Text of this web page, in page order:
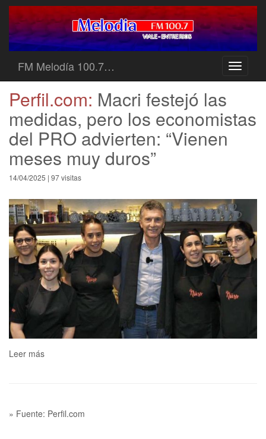
Toggle
FM Melodía 100.7…
Perfil.com: Macri festejó las
medidas, pero los economistas
del PRO advierten: “Vienen
meses muy duros”
14/04/2025 | 97 visitas
Leer más
» Fuente: Perfil.com